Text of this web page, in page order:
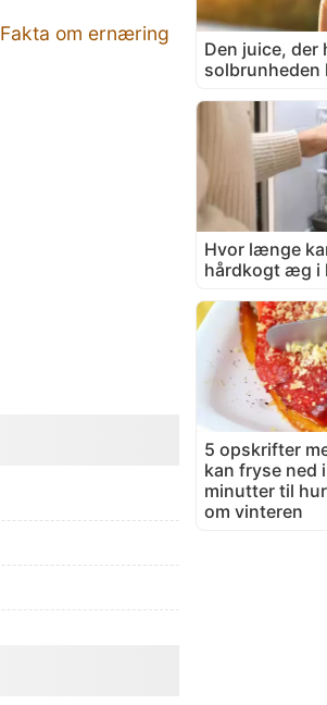
Fakta om ernæring
Den juice,
Hvor længe
hårdkogt æg i
5 opskrifter
kan fryse ned
minutter til
om vinteren